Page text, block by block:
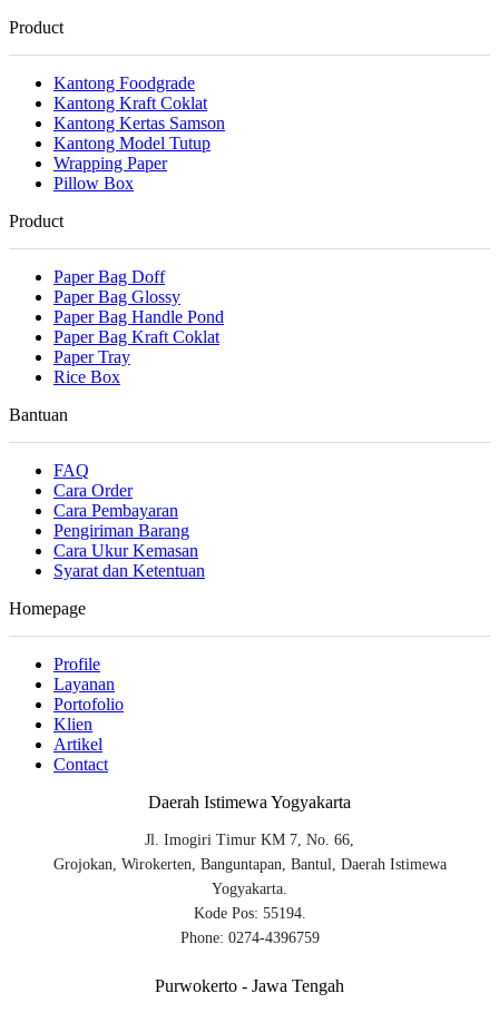
Product
Kantong Foodgrade
Kantong Kraft Coklat
Kantong Kertas Samson
Kantong Model Tutup
Wrapping Paper
Pillow Box
Product
Paper Bag Doff
Paper Bag Glossy
Paper Bag Handle Pond
Paper Bag Kraft Coklat
Paper Tray
Rice Box
Bantuan
FAQ
Cara Order
Cara Pembayaran
Pengiriman Barang
Cara Ukur Kemasan
Syarat dan Ketentuan
Homepage
Profile
Layanan
Portofolio
Klien
Artikel
Contact
Daerah Istimewa Yogyakarta
Jl. Imogiri Timur KM 7, No. 66,
Grojokan, Wirokerten, Banguntapan, Bantul, Daerah Istimewa
Yogyakarta.
Kode Pos: 55194.
Phone: 0274-4396759
Purwokerto - Jawa Tengah